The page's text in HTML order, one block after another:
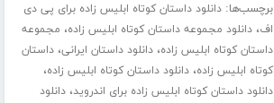
برچسب‌ها:دانلود داستان کوتاه ابلیس زاده برای پی دی
اف،دانلود مجموعه داستان کوتاه ابلیس زاده، مجموعه
داستان کوتاه ابلیس زاده،دانلود داستان ایرانی،داستان
کوتاه ابلیس زاده،دانلود داستان کوتاه ابلیس زاده،
دانلود داستان کوتاه ابلیس زاده برای اندروید،دانلود